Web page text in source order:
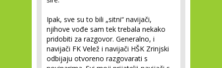
Ipak, sve su to bili „sitni“ navijači,
njihove vođe sam tek trebala nekako
pridobiti za razgovor. Generalno, i
navijači FK Velež i navijači HŠK Zrinjski
odbijaju otvoreno razgovarati s